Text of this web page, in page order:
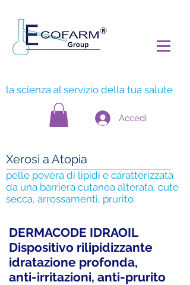
la scienza al servizio della tua salute
Accedi
Xerosi a Atopia
pelle povera di lipidi e caratterizzata
da una barriera cutanea alterata, cute
secca, arrossamenti, prurito
DERMACODE IDRAOIL
Dispositivo rilipidizzante
idratazione profonda,
anti-irritazioni, anti-prurito